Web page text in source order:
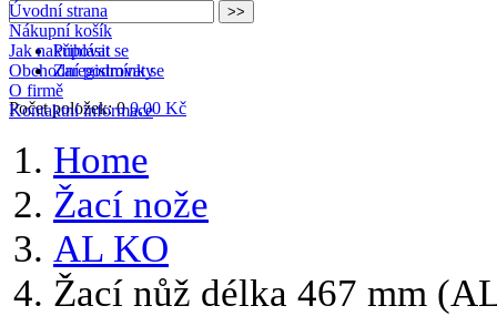
Přihlásit se
Zaregistrovat se
Počet položek: 0 0,00 Kč
Úvodní strana
Nákupní košík
Jak nakupovat
Obchodní podmínky
O firmě
Kontaktní informace
Home
Žací nože
AL KO
Žací nůž délka 467 mm